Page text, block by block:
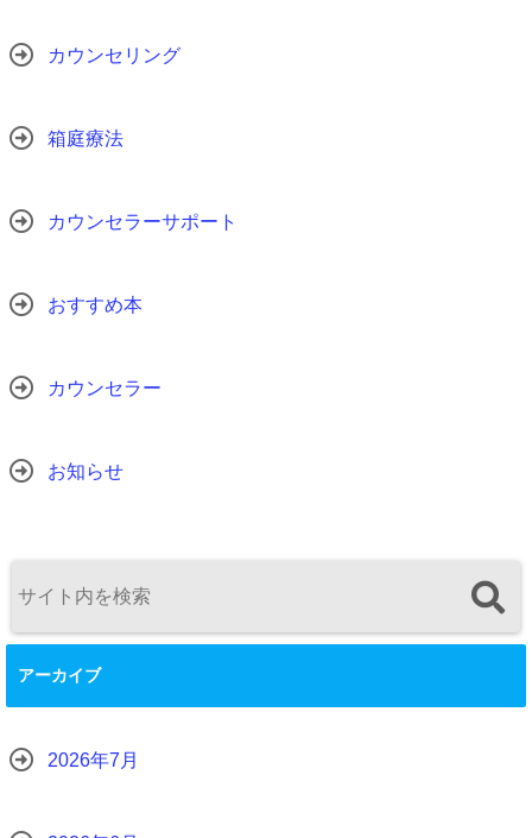
カウンセリング
箱庭療法
カウンセラーサポート
おすすめ本
カウンセラー
お知らせ
アーカイブ
2026年7月